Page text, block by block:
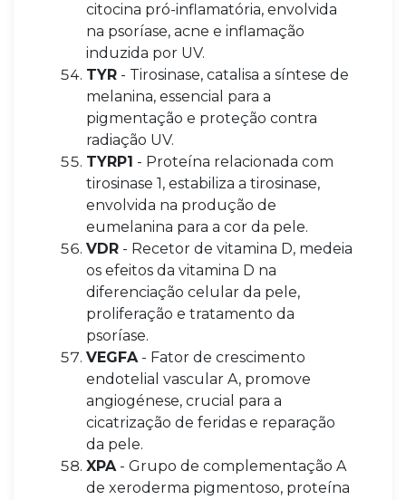
citocina pró-inflamatória, envolvida
na psoríase, acne e inflamação
induzida por UV.
TYR - Tirosinase, catalisa a síntese de
melanina, essencial para a
pigmentação e proteção contra
radiação UV.
TYRP1 - Proteína relacionada com
tirosinase 1, estabiliza a tirosinase,
envolvida na produção de
eumelanina para a cor da pele.
VDR - Recetor de vitamina D, medeia
os efeitos da vitamina D na
diferenciação celular da pele,
proliferação e tratamento da
psoríase.
VEGFA- Fator de crescimento
endotelial vascular A, promove
angiogénese, crucial para a
cicatrização de feridas e reparação
da pele.
XPA- Grupo de complementação A
de xeroderma pigmentoso, proteína